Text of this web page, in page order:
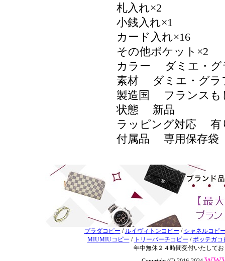
札入れ×2
小銭入れ×1
カード入れ×16
その他ポケット×2
カラー ダミエ・グ
素材 ダミエ・グラ
製造国 フランスも
状態 新品
ラッピング対応
付属品 専用保存袋
プラダコピー / ルイヴィトンコピー / シャネルコピ
MIUMIUコピー / トリーバーチコピー /ボッテガコ
年中無休２４時間受付いたして